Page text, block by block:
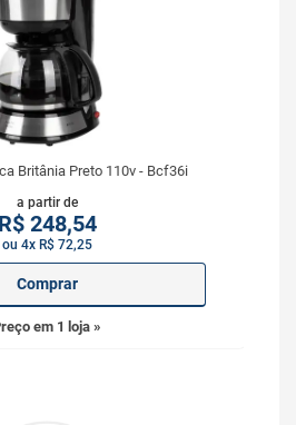
Britânia Preto 110v - Bcf36i
a partir de
R$248,54
ou 4x R$ 72,25
Comprar
em 1 loja »